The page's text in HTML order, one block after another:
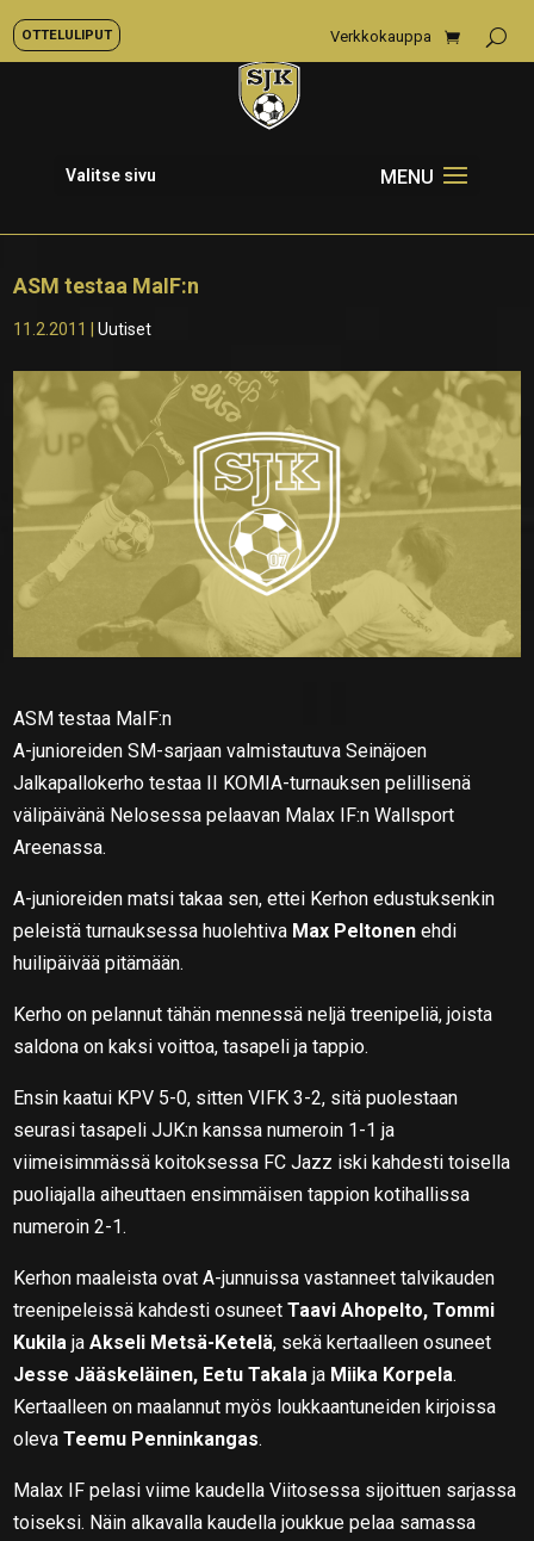
OTTELULIPUT Verkkokauppa
Valitse sivu
ASM testaa MaIF:n
11.2.2011 |Uutiset
ASM testaa MaIF:n
A-junioreiden SM-sarjaan valmistautuva Seinäjoen
Jalkapallokerho testaa II KOMIA-turnauksen pelillisenä
välipäivänä Nelosessa pelaavan Malax IF:n Wallsport
Areenassa.
A-junioreiden matsi takaa sen, ettei Kerhon edustuksenkin
peleistä turnauksessa huolehtiva Max Peltonen ehdi
huilipäivää pitämään.
Kerho on pelannut tähän mennessä neljä treenipeliä, joista
saldona on kaksi voittoa, tasapeli ja tappio.
Ensin kaatui KPV 5-0, sitten VIFK 3-2, sitä puolestaan
seurasi tasapeli JJK:n kanssa numeroin 1-1 ja
viimeisimmässä koitoksessa FC Jazz iski kahdesti toisella
puoliajalla aiheuttaen ensimmäisen tappion kotihallissa
numeroin 2-1.
Kerhon maaleista ovat A-junnuissa vastanneet talvikauden
treenipeleissä kahdesti osuneetTaavi Ahopelto, Tommi
Kukila jaAkseli Metsä-Ketelä, sekä kertaalleen osuneet
Jesse Jääskeläinen, Eetu Takala ja Miika Korpela.
Kertaalleen on maalannut myös loukkaantuneiden kirjoissa
olevaTeemu Penninkangas.
Malax IF pelasi viime kaudella Viitosessa sijoittuen sarjassa
toiseksi. Näin alkavalla kaudella joukkue pelaa samassa